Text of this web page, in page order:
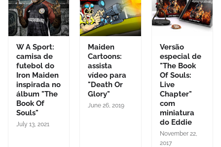
W A Sport:
camisa de
futebol do
Iron Maiden
inspirada no
álbum "The
Book Of
Souls"
July 13, 2021
Maiden
Cartoons:
assista
vídeo para
"Death Or
Glory"
June 26, 2019
Versão
especial de
"The Book
Of Souls:
Live
Chapter"
com
miniatura
do Eddie
November 22,
2017